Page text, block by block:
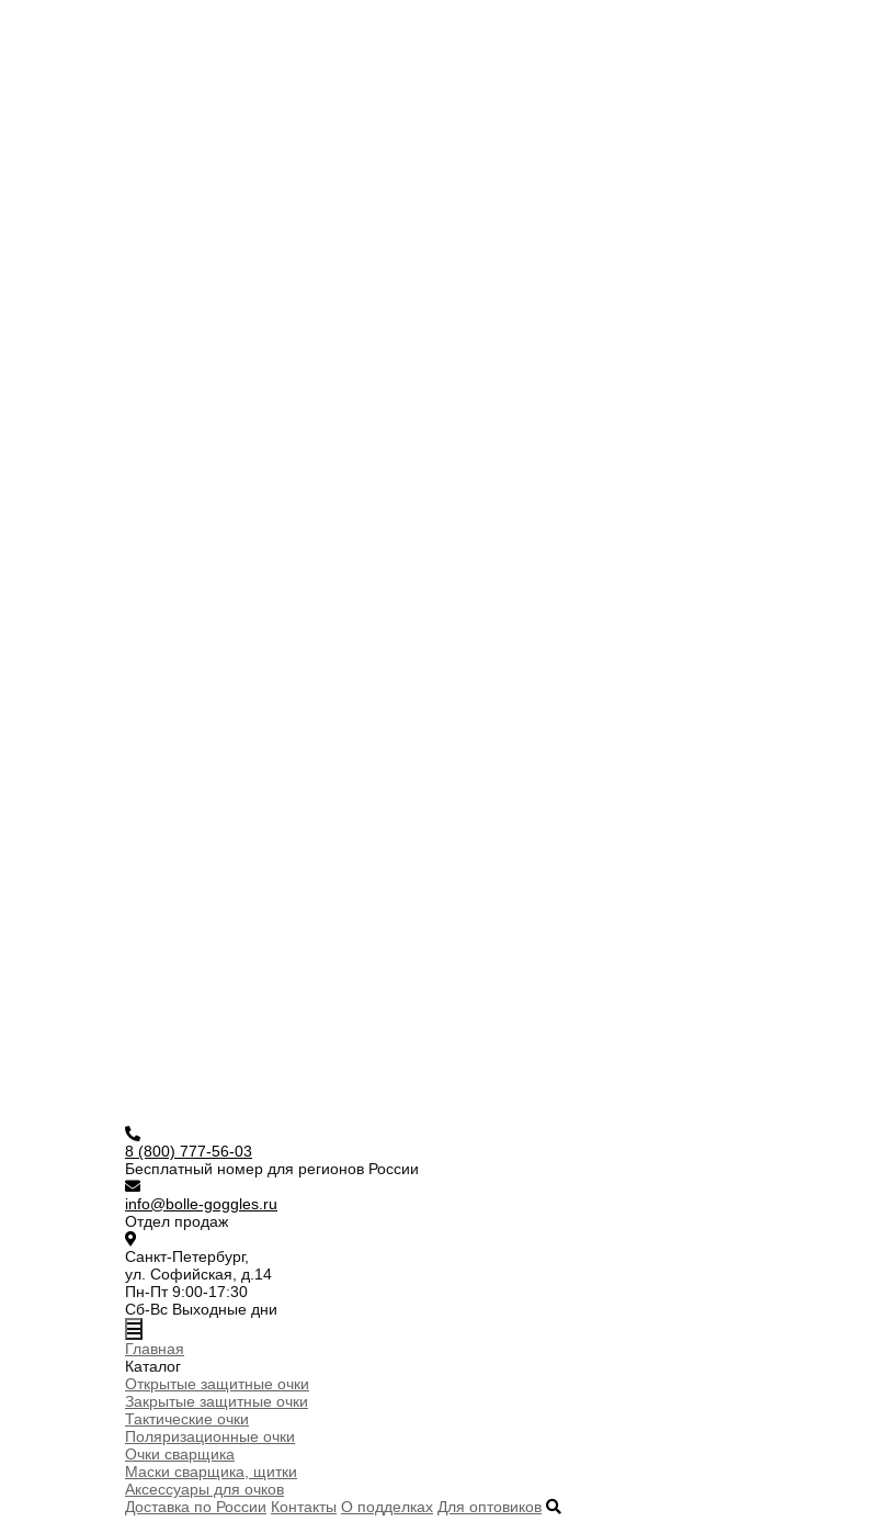
8 (800) 777-56-03
Бесплатный номер для регионов России
info@bolle-goggles.ru
Отдел продаж
Санкт-Петербург,
ул. Софийская, д.14
Пн-Пт 9:00-17:30
Сб-Вс Выходные дни
Главная
Каталог
Открытые защитные очки
Закрытые защитные очки
Тактические очки
Поляризационные очки
Очки сварщика
Маски сварщика, щитки
Аксессуары для очков
Доставка по России Контакты О подделках Для оптовиков